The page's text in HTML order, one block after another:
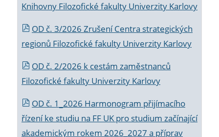
Knihovny Filozofické fakulty Univerzity Karlovy
OD č. 3/2026 Zrušení Centra strategických
regionů Filozofické fakulty Univerzity Karlovy
OD č. 2/2026 k cestám zaměstnanců
Filozofické fakulty Univerzity Karlovy
OD č. 1_2026 Harmonogram přijímacího
řízení ke studiu na FF UK pro studium začínající
akademickým rokem 2026_2027 a příprav